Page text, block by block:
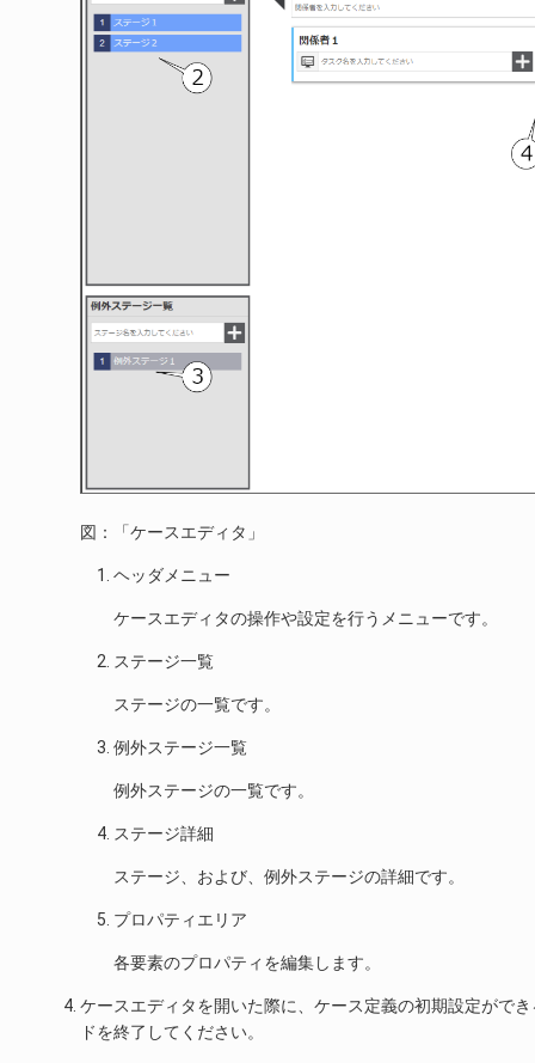
図：「ケースエディタ」
ヘッダメニュー
ケースエディタの操作や設定を行うメニューです。
ステージ一覧
ステージの一覧です。
例外ステージ一覧
例外ステージの一覧です。
ステージ詳細
ステージ、および、例外ステージの詳細です。
プロパティエリア
各要素のプロパティを編集します。
ケースエディタを開いた際に、ケース定義の初期設定がで
ドを終了してください。